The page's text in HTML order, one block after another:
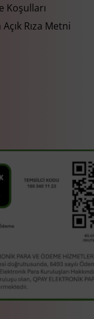
Koşulları
Rıza Metni